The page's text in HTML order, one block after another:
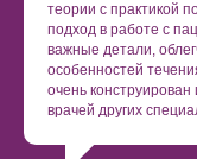
теории с практикой
подход в работе с
важные детали,
особенностей
очень
врачей других